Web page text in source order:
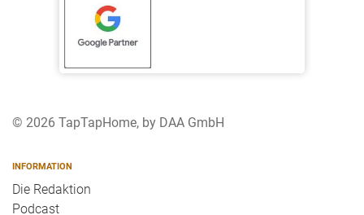
© 2026 TapTapHome, by DAA GmbH
INFORMATION
Die Redaktion
Podcast